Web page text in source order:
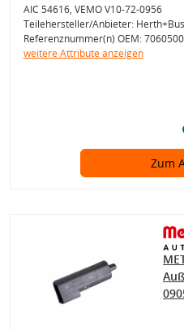
AIC 54616, VEMO V10-72-0956
Teilehersteller/Anbieter:
Referenznummer(n) OEM:
weitere Attribute anzeigen
Zum